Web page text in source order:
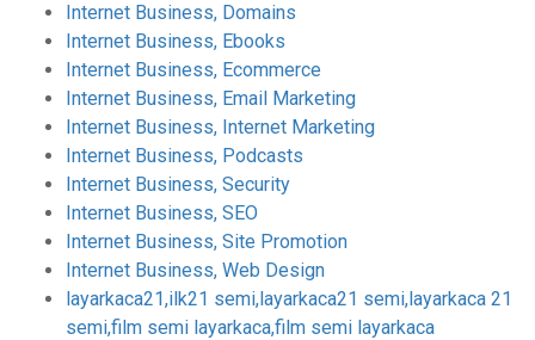
Internet Business, Domains
Internet Business, Ebooks
Internet Business, Ecommerce
Internet Business, Email Marketing
Internet Business, Internet Marketing
Internet Business, Podcasts
Internet Business, Security
Internet Business, SEO
Internet Business, Site Promotion
Internet Business, Web Design
layarkaca21,ilk21 semi,layarkaca21 semi,layarkaca 21
semi,film semi layarkaca,film semi layarkaca